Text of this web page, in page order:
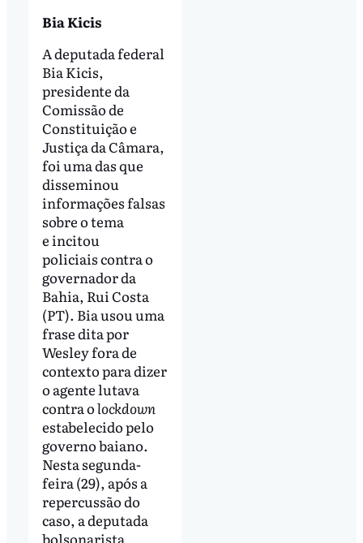
Bia Kicis
A deputada federal
Bia Kicis,
presidente da
Comissão de
Constituição e
Justiça da Câmara,
foi uma das que
disseminou
informações falsas
sobre o tema
e incitou
policiais contra o
governador da
Bahia, Rui Costa
(PT). Bia usou uma
frase dita por
Wesley fora de
contexto para dizer
o agente lutava
contra olockdown
estabelecido pelo
governo baiano.
Nesta segunda-
feira (29), após a
repercussão do
caso, a deputada
bolsonarista